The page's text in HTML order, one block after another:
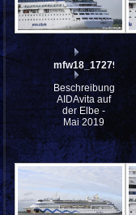
mfw18_172793
Beschreibung:
AIDAvita auf
der Elbe -
Mai 2019